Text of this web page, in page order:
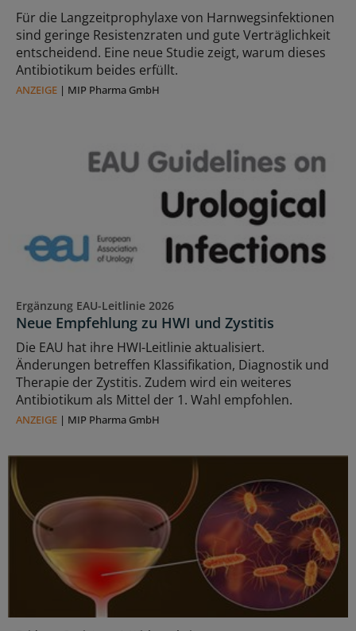
Für die Langzeitprophylaxe von Harnwegsinfektionen
sind geringe Resistenzraten und gute Verträglichkeit
entscheidend. Eine neue Studie zeigt, warum dieses
Antibiotikum beides erfüllt.
ANZEIGE | MIP Pharma GmbH
Ergänzung EAU-Leitlinie 2026
Neue Empfehlung zu HWI und Zystitis
Die EAU hat ihre HWI-Leitlinie aktualisiert.
Änderungen betreffen Klassifikation, Diagnostik und
Therapie der Zystitis. Zudem wird ein weiteres
Antibiotikum als Mittel der 1. Wahl empfohlen.
ANZEIGE | MIP Pharma GmbH